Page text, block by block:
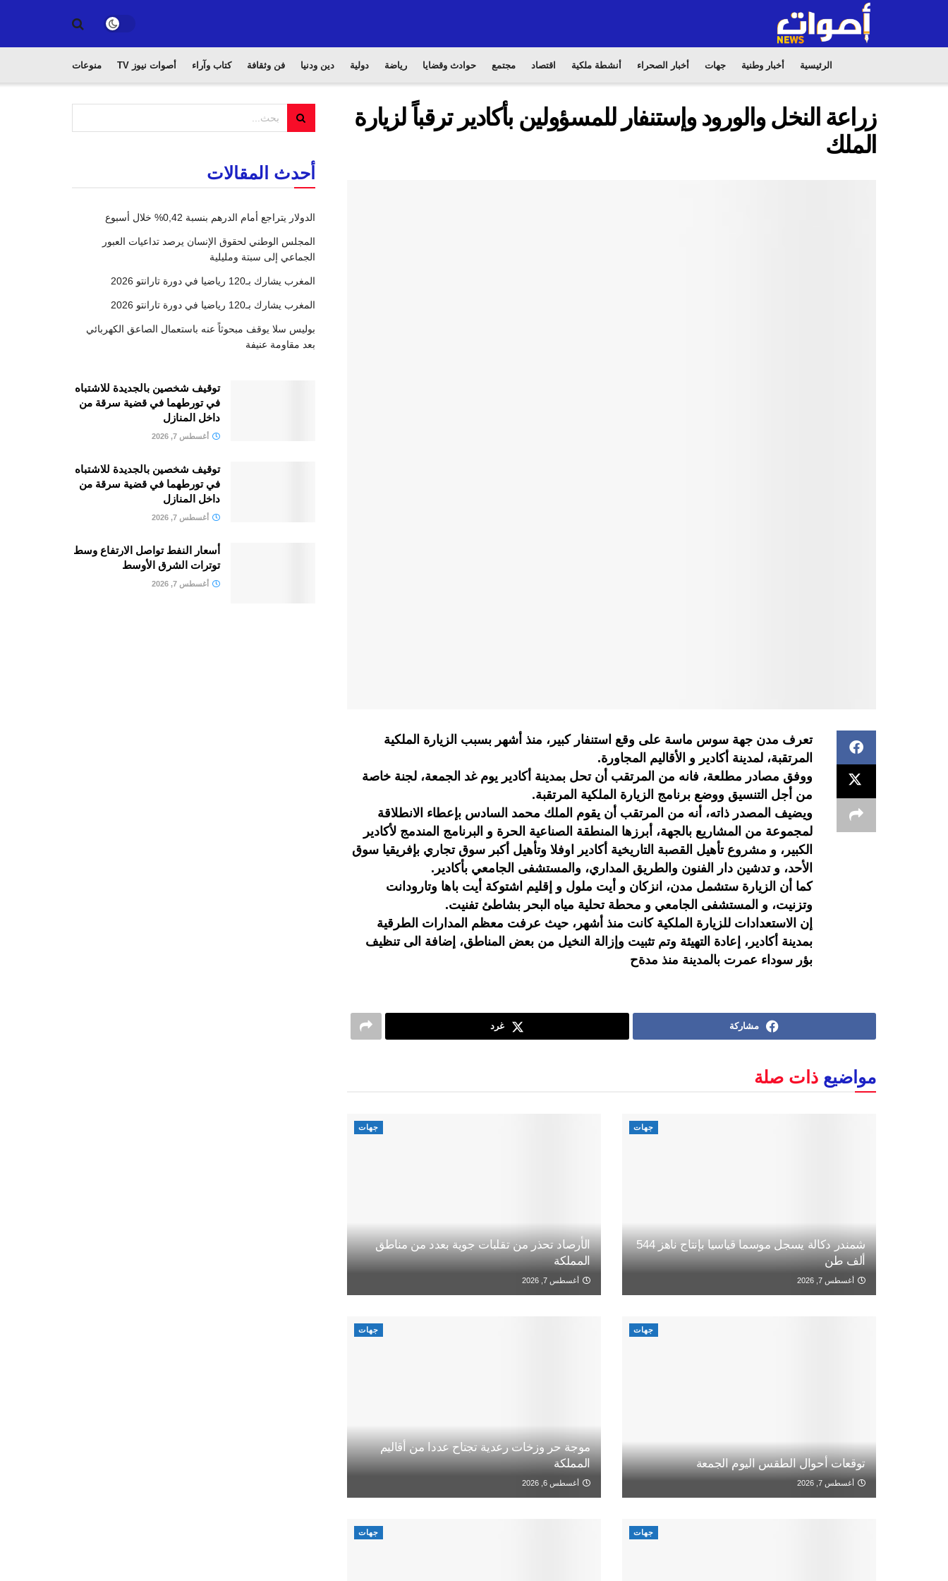
الرئيسية أخبار وطنية جهات أخبار الصحراء أنشطة ملكية اقتصاد مجتمع حوادث وقضايا رياضة دولية دين ودنيا فن وثقافة كتاب وآراء أصوات نيوز TV منوعات
زراعة النخل والورود وإستنفار للمسؤولين بأكادير ترقباً لزيارة
الملك
تعرف مدن جهة سوس ماسة على وقع استنفار كبير، منذ أشهر بسبب الزيارة الملكية
المرتقبة، لمدينة أكادير و الأقاليم المجاورة.
ووفق مصادر مطلعة، فانه من المرتقب أن تحل بمدينة أكادير يوم غد الجمعة، لجنة خاصة
من أجل التنسيق ووضع برنامج الزيارة الملكية المرتقبة.
ويضيف المصدر ذاته، أنه من المرتقب أن يقوم الملك محمد السادس بإعطاء الانطلاقة
لمجموعة من المشاريع بالجهة، أبرزها المنطقة الصناعية الحرة و البرنامج المندمج لأكادير
الكبير، و مشروع تأهيل القصبة التاريخية أكادير اوفلا وتأهيل أكبر سوق تجاري بإفريقيا سوق
الأحد، و تدشين دار الفنون والطريق المداري، والمستشفى الجامعي بأكادير.
كما أن الزيارة ستشمل مدن، انزكان و أيت ملول و إقليم اشتوكة أيت باها وتارودانت
وتزنيت، و المستشفى الجامعي و محطة تحلية مياه البحر بشاطئ تفنيت.
إن الاستعدادات للزيارة الملكية كانت منذ أشهر، حيث عرفت معظم المدارات الطرقية
بمدينة أكادير، إعادة التهيئة وتم تثبيت وإزالة النخيل من بعض المناطق، إضافة الى تنظيف
بؤر سوداء عمرت بالمدينة منذ مدةح
مشاركة غرد
مواضيع ذات صلة
جهات
شمندر دكالة يسجل موسما قياسيا بإنتاج ناهز 544
ألف طن
أغسطس 7, 2026
جهات
الأرصاد تحذر من تقلبات جوية بعدد من مناطق
المملكة
أغسطس 7, 2026
جهات
توقعات أحوال الطقس اليوم الجمعة
أغسطس 7, 2026
جهات
موجة حر وزخات رعدية تجتاح عددا من أقاليم
المملكة
أغسطس 6, 2026
جهات جهات
أحدث المقالات
الدولار يتراجع أمام الدرهم بنسبة 0,42% خلال أسبوع
المجلس الوطني لحقوق الإنسان يرصد تداعيات العبور
الجماعي إلى سبتة ومليلية
المغرب يشارك بـ120 رياضيا في دورة تارانتو 2026
المغرب يشارك بـ120 رياضيا في دورة تارانتو 2026
بوليس سلا يوقف مبحوثاً عنه باستعمال الصاعق الكهربائي
بعد مقاومة عنيفة
توقيف شخصين بالجديدة للاشتباه
في تورطهما في قضية سرقة من
داخل المنازل
أغسطس 7, 2026
توقيف شخصين بالجديدة للاشتباه
في تورطهما في قضية سرقة من
داخل المنازل
أغسطس 7, 2026
أسعار النفط تواصل الارتفاع وسط
توترات الشرق الأوسط
أغسطس 7, 2026